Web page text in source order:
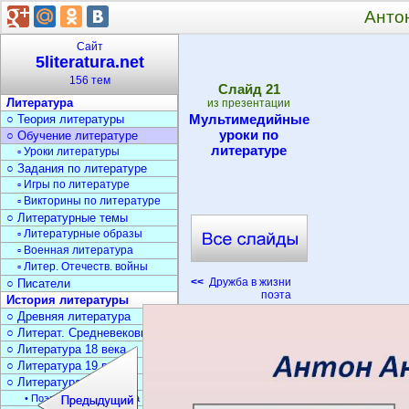
Cлайд 21
из презентации
Мультимедийные
уроки по
литературе
<< Дружба в жизни
поэта
Сайт
5literatura.net
156 тем
Литература
○ Теория литературы
○ Обучение литературе
▫ Уроки литературы
○ Задания по литературе
▫ Игры по литературе
▫ Викторины по литературе
○ Литературные темы
▫ Литературные образы
▫ Военная литература
▫ Литер. Отечеств. войны
○ Писатели
История литературы
○ Древняя литература
○ Литерат. Средневековья
○ Литература 18 века
○ Литература 19 века
○ Литература 20 века
• Поэзия Серебрян. века